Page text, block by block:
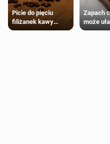
Picie do pięciu
filiżanek kawy
dziennie jest
Zapach
może
trening